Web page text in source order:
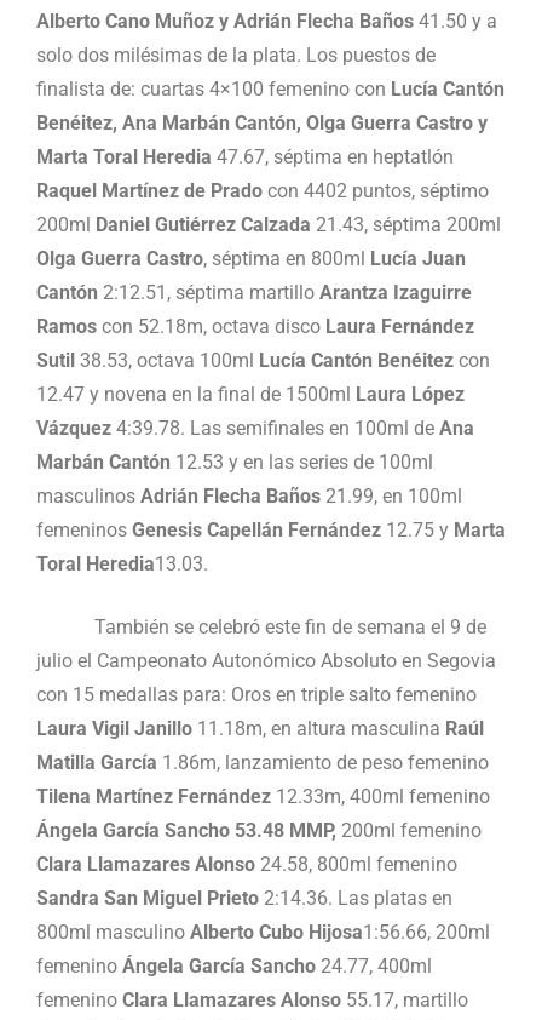
Alberto Cano Muñoz y Adrián Flecha Baños 41.50 y a
solo dos milésimas de la plata. Los puestos de
finalista de: cuartas 4×100 femenino con Lucía Cantón
Benéitez, Ana Marbán Cantón, Olga Guerra Castro y
Marta Toral Heredia 47.67, séptima en heptatlón
Raquel Martínez de Prado con 4402 puntos, séptimo
200ml Daniel Gutiérrez Calzada 21.43, séptima 200ml
Olga Guerra Castro, séptima en 800ml Lucía Juan
Cantón 2:12.51, séptima martillo Arantza Izaguirre
Ramos con 52.18m, octava disco Laura Fernández
Sutil 38.53, octava 100ml Lucía Cantón Benéitez con
12.47 y novena en la final de 1500ml Laura López
Vázquez 4:39.78. Las semifinales en 100ml de Ana
Marbán Cantón 12.53 y en las series de 100ml
masculinos Adrián Flecha Baños 21.99, en 100ml
femeninos Genesis Capellán Fernández 12.75 y Marta
Toral Heredia13.03.
También se celebró este fin de semana el 9 de
julio el Campeonato Autonómico Absoluto en Segovia
con 15 medallas para: Oros en triple salto femenino
Laura Vigil Janillo 11.18m, en altura masculina Raúl
Matilla García 1.86m, lanzamiento de peso femenino
Tilena Martínez Fernández 12.33m, 400ml femenino
Ángela García Sancho 53.48 MMP, 200ml femenino
Clara Llamazares Alonso 24.58, 800ml femenino
Sandra San Miguel Prieto 2:14.36. Las platas en
800ml masculino Alberto Cubo Hijosa1:56.66, 200ml
femenino Ángela García Sancho 24.77, 400ml
femenino Clara Llamazares Alonso 55.17, martillo